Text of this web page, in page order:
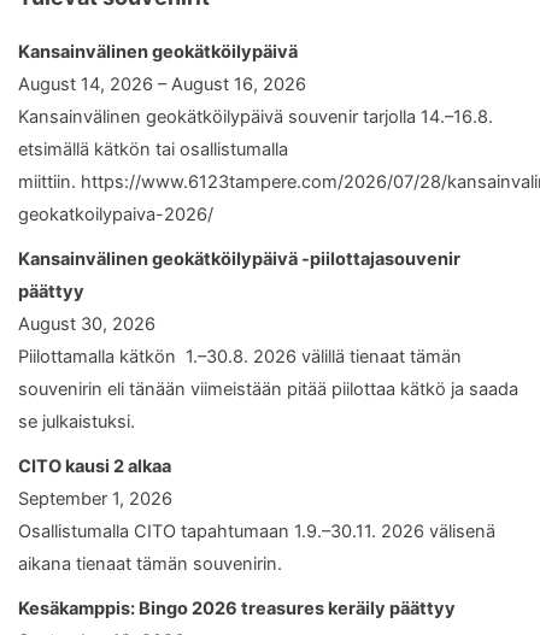
Kansainvälinen geokätköilypäivä
August 14, 2026 – August 16, 2026
Kansainvälinen geokätköilypäivä souvenir tarjolla 14.–16.8.
etsimällä kätkön tai osallistumalla
miittiin. https://www.6123tampere.com/2026/07/28/
geokatkoilypaiva-2026/
Kansainvälinen geokätköilypäivä -piilottajasouvenir
päättyy
August 30, 2026
Piilottamalla kätkön 1.–30.8. 2026 välillä tienaat tämän
souvenirin eli tänään viimeistään pitää piilottaa kätkö ja saada
se julkaistuksi.
CITO kausi 2 alkaa
September 1, 2026
Osallistumalla CITO tapahtumaan 1.9.–30.11. 2026 välisenä
aikana tienaat tämän souvenirin.
Kesäkamppis: Bingo 2026 treasures keräily päättyy